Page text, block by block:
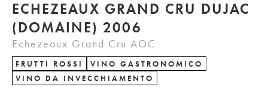
ECHEZEAUX GRAND CRU DUJAC
(DOMAINE) 2006
Echezeaux Grand Cru AOC
FRUTTI ROSSI
VINO GASTRONOMICO
VINO DA INVECCHIAMENTO